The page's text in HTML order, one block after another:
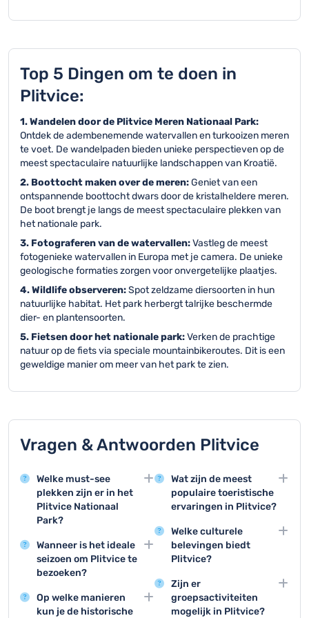
Top 5 Dingen om te doen in
Plitvice:
1. Wandelen door de Plitvice Meren Nationaal Park:
Ontdek de adembenemende watervallen en turkooizen meren
te voet. De wandelpaden bieden unieke perspectieven op de
meest spectaculaire natuurlijke landschappen van Kroatië.
2. Boottocht maken over de meren:Geniet van een
ontspannende boottocht dwars door de kristalheldere meren.
De boot brengt je langs de meest spectaculaire plekken van
het nationale park.
3. Fotograferen van de watervallen:Vastleg de meest
fotogenieke watervallen in Europa met je camera. De unieke
geologische formaties zorgen voor onvergetelijke plaatjes.
4. Wildlife observeren:Spot zeldzame diersoorten in hun
natuurlijke habitat. Het park herbergt talrijke beschermde
dier- en plantensoorten.
5. Fietsen door het nationale park:Verken de prachtige
natuur op de fiets via speciale mountainbikeroutes. Dit is een
geweldige manier om meer van het park te zien.
Vragen & Antwoorden Plitvice
Welke must-see
plekken zijn er in het
Plitvice Nationaal
Park?
De meren en
watervallen van Plitvice
zijn absolute
de Grote Waterval en de
serie turquoise meren
Wanneer is het ideale
seizoen om Plitvice te
bezoeken?
De zomermaanden juni
tot augustus zijn perfect
Op welke manieren
kun je de historische
Wat zijn de meest
populaire toeristische
ervaringen in Plitvice?
Rondvaarten over de
meren, wandelen langs
de houten paden en het
watervallen behoren tot
de topactiviteiten.
Welke culturele
belevingen biedt
Plitvice?
Het park biedt geleide
tours met uitleg over
lokale tradities, flora en
Zijn er
groepsactiviteiten
mogelijk in Plitvice?